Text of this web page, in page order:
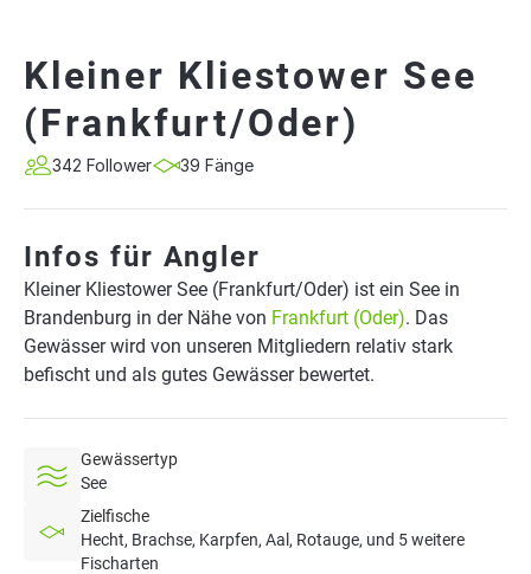
Kleiner Kliestower See
(Frankfurt/Oder)
342 Follower 39 Fänge
Infos für Angler
Kleiner Kliestower See (Frankfurt/Oder) ist ein See in
Brandenburg in der Nähe von Frankfurt (Oder). Das
Gewässer wird von unseren Mitgliedern relativ stark
befischt und als gutes Gewässer bewertet.
Gewässertyp
See
Zielfische
Hecht, Brachse, Karpfen, Aal, Rotauge, und 5 weitere
Fischarten